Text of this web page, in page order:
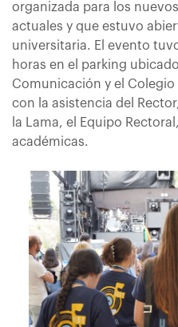
organizada para los
actuales y que estuvo
universitaria. El evento
horas en el parking
Comunicación y el
con la asistencia del
la Lama, el Equipo
académicas.